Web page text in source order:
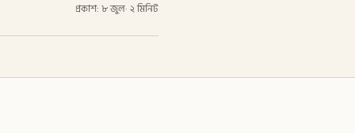
প্রকাশ: ৮ জুল· ২ মিনিট